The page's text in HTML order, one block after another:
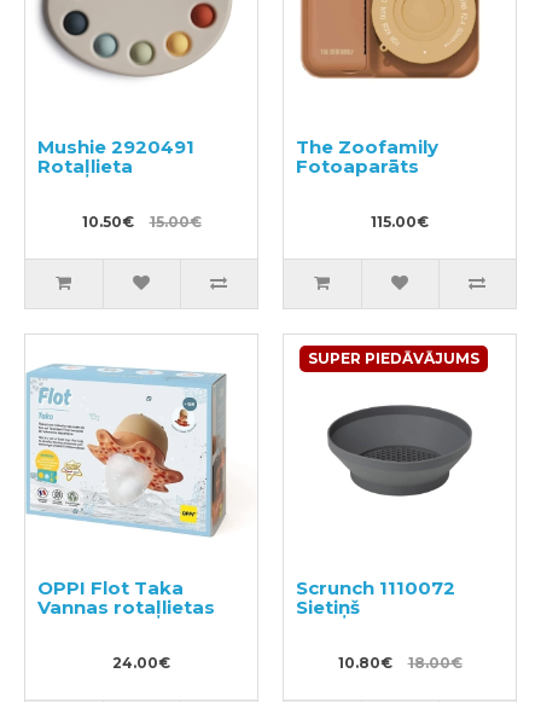
Mushie 2920491
Rotaļlieta
10.50€ 15.00€
The Zoofamily
Fotoaparāts
115.00€
OPPI Flot Taka
Vannas rotaļlietas
24.00€
SUPER PIEDĀVĀJUMS
Scrunch 1110072
Sietiņš
10.80€ 18.00€